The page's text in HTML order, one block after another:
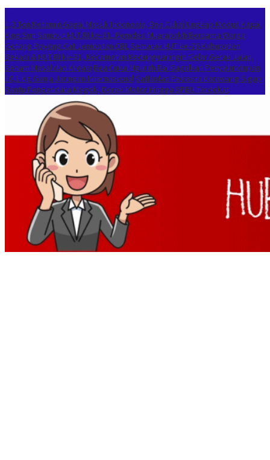
1,3 Ton Ketamin Gagal Masuk Indonesia, Bea Cukai Ungkap Modus Kapal
King Sun Sambut HUT RI ke-81, Pemdes Muarabakti Bersama Warga
Gotong Royong Cat Jembatan CBLSemarak HUT ke-76 Kabupaten
Bekasi & HUT RI ke-81, Kecamatan Kedungwaringin Gelar Gerak Jalan,
Senam Masal dan Kreasi Bea Cukai Ngurah Rai Gagalkan Penyelundupan
10,1 Kg Ganja Jaringan InternasionalSatlantas Polresta Karawang Sigap
Bantu Pengendara Mogok, Derek Motor Hingga SPBU Terdekat